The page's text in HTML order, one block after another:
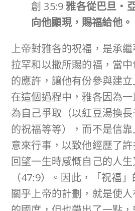
創 35:9雅各從巴旦‧
向他顯現，賜福給他。
上帝對雅各的祝福，是承
拉罕和以撒所賜的福，當
的應許，讓他有份參與建
在這個過程中，雅各因為
為自己爭取（以紅豆湯換
的祝福等等），而不是信
意來行事，以致他經歷了
回望一生時感慨自己的人
（47:9）。因此，「祝福
關乎上帝的計劃，就是使